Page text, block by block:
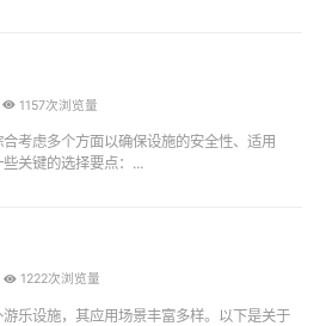
1157次浏览量
考虑多个方面以确保设施的安全性、适用
关键的选择要点：...
1222次浏览量
乐设施，其应用场景丰富多样。以下是关于